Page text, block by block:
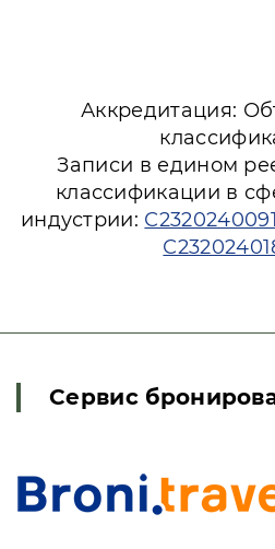
Аккредитация:
Записи в едином
классификации в
индустрии:
Сервис